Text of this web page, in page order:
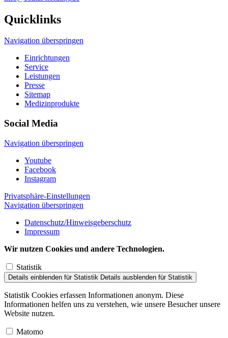
Quicklinks
Navigation überspringen
Einrichtungen
Service
Leistungen
Presse
Sitemap
Medizinprodukte
Social Media
Navigation überspringen
Youtube
Facebook
Instagram
Privatsphäre-Einstellungen
Navigation überspringen
Datenschutz/Hinweisgeberschutz
Impressum
Wir nutzen Cookies und andere Technologien.
Statistik
Details einblenden für Statistik Details ausblenden für Statistik
Statistik Cookies erfassen Informationen anonym. Diese
Informationen helfen uns zu verstehen, wie unsere Besucher unsere
Website nutzen.
Matomo